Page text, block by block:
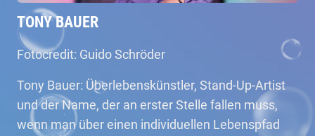
TONY BAUER
Fotocredit: Guido Schröder
Tony Bauer: Überlebenskünstler, Stand-Up-Artist
und der Name, der an erster Stelle fallen muss,
wenn man über einen individuellen Lebenspfad